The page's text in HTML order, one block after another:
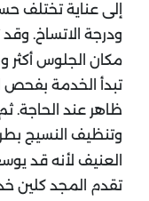
إلى عناية تختلف
ودرجة الاتساخ. وقد
مكان الجلوس أكثر
تبدأ الخدمة بفحص
ظاهر عند الحاجة.
وتنظيف النسيج
العنيف لأنه قد
تقدم المجد كلين